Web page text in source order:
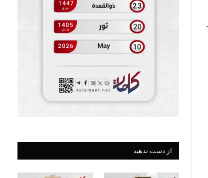
از دست ندهید